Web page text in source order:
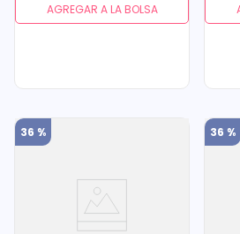
AGREGAR A LA BOLSA
36 % 36 %